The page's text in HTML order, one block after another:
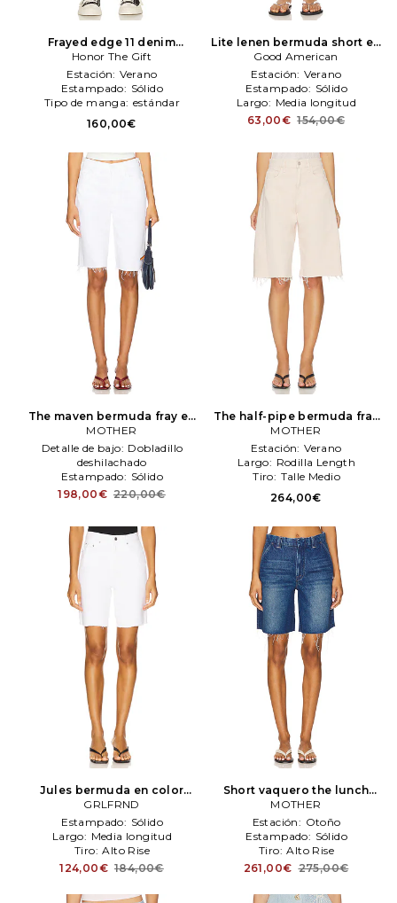
Frayed edge 11 denim
bermudas en color negro
Honor The Gift
Honor The Gift
Estación: Verano
Estampado: Sólido
Tipo de manga: estándar
160,00€
Lite lenen bermuda short en
color verde oliva Good
American
Good American
Estación: Verano
Estampado: Sólido
Largo: Media longitud
63,00€ 154,00€
The maven bermuda fray en
color blanco MOTHER
MOTHER
Detalle de bajo: Dobladillo
deshilachado
Estampado: Sólido
Tiro:Alto Rise
198,00€ 220,00€
The half-pipe bermuda fray
shorts en color durazno
MOTHER
MOTHER
Estación: Verano
Largo: Rodilla Length
Tiro: Talle Medio
264,00€
Jules bermuda en color
blanco GRLFRND
GRLFRND
Estampado: Sólido
Largo: Media longitud
Tiro: Alto Rise
124,00€ 184,00€
Short vaquero the lunch
money short fray en color
azul MOTHER
MOTHER
Estación: Otoño
Estampado: Sólido
Tiro: Alto Rise
261,00€ 275,00€